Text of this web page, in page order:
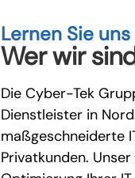
Lernen Sie
Wer wir
Die Cyber-Tek
Dienstleister in
maßgeschneiderte
Privatkunden.